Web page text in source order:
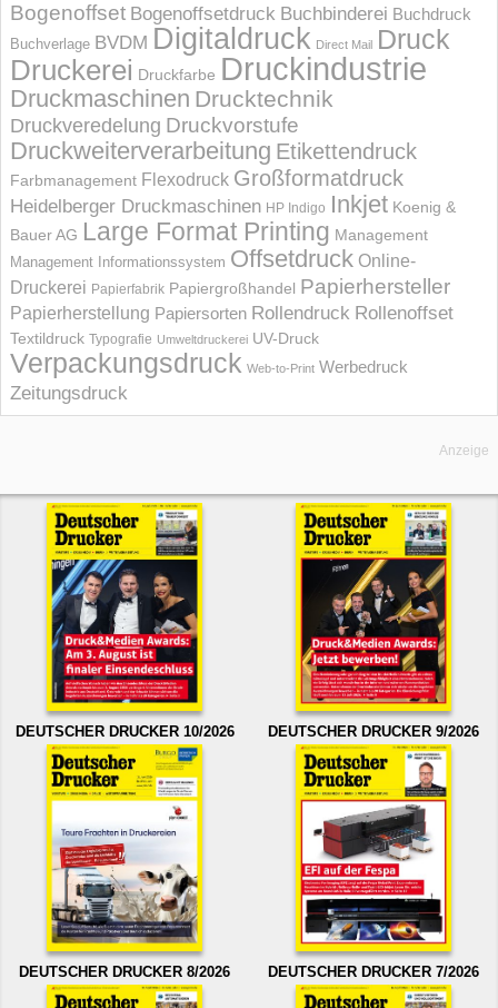
Bogenoffset Bogenoffsetdruck Buchbinderei Buchdruck
Buchverlage BVDM Digitaldruck Direct Mail Druck
Druckerei Druckfarbe Druckindustrie
Druckmaschinen Drucktechnik
Druckveredelung Druckvorstufe
Druckweiterverarbeitung Etikettendruck
Farbmanagement Flexodruck Großformatdruck
Heidelberger Druckmaschinen HP Indigo Inkjet Koenig &
Bauer AG Large Format Printing Management
Management Informations­system Offsetdruck Online-
Druckerei Papierfabrik Papiergroßhandel Papierhersteller
Papierherstellung Papiersorten Rollendruck Rollenoffset
Textildruck Typografie Umweltdruckerei UV-Druck
Verpackungsdruck Web-to-Print Werbedruck
Zeitungsdruck
Anzeige
DEUTSCHER DRUCKER 10/2026 DEUTSCHER DRUCKER 9/2026
DEUTSCHER DRUCKER 8/2026 DEUTSCHER DRUCKER 7/2026